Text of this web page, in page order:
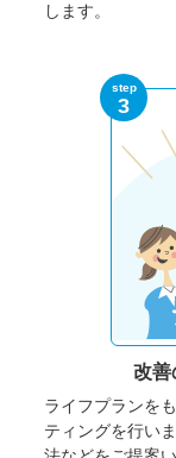
します。
step
3
改善
ライフプランを
ティングを行い